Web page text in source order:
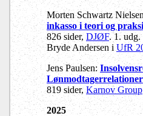
Morten Schwartz
inkasso i teori og
826 sider, DJØF. 1. udg.
Bryde Andersen i UfR
Jens Paulsen:
Lønmodtagerrelationer
819 sider, Karnov Group
2025